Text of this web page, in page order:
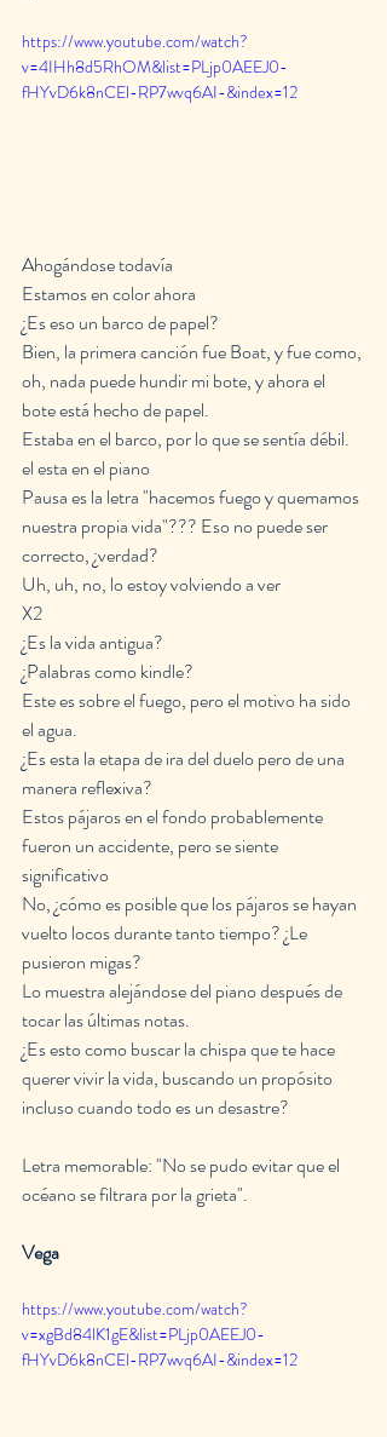
https://www.youtube.com/watch?
v=4IHh8d5RhOM&list=PLjp0AEEJ0-
fHYvD6k8nCEl-RP7wvq6AI-&index=12
Ahogándose todavía
Estamos en color ahora
¿Es eso un barco de papel?
Bien, la primera canción fue Boat, y fue como,
oh, nada puede hundir mi bote, y ahora el
bote está hecho de papel.
Estaba en el barco, por lo que se sentía débil.
el esta en el piano
Pausa es la letra "hacemos fuego y quemamos
nuestra propia vida"??? Eso no puede ser
correcto, ¿verdad?
Uh, uh, no, lo estoy volviendo a ver
X2
¿Es la vida antigua?
¿Palabras como kindle?
Este es sobre el fuego, pero el motivo ha sido
el agua.
¿Es esta la etapa de ira del duelo pero de una
manera reflexiva?
Estos pájaros en el fondo probablemente
fueron un accidente, pero se siente
significativo
No, ¿cómo es posible que los pájaros se hayan
vuelto locos durante tanto tiempo? ¿Le
pusieron migas?
Lo muestra alejándose del piano después de
tocar las últimas notas.
¿Es esto como buscar la chispa que te hace
querer vivir la vida, buscando un propósito
incluso cuando todo es un desastre?
Letra memorable: "No se pudo evitar que el
océano se filtrara por la grieta".
Vega
https://www.youtube.com/watch?
v=xgBd84lK1gE&list=PLjp0AEEJ0-
fHYvD6k8nCEl-RP7wvq6AI-&index=12